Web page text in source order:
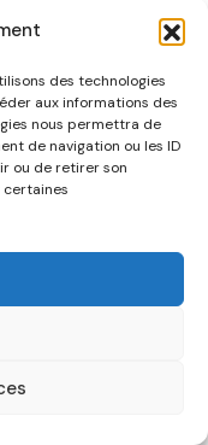
des technologies
aux informations des
nous permettra de
de navigation ou les ID
ou de retirer son